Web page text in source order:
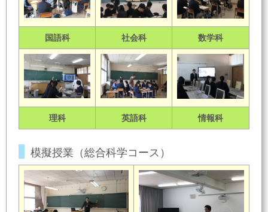
国語科 社会科 数学科
理科 英語科 情報科
模擬授業（総合科学コース）